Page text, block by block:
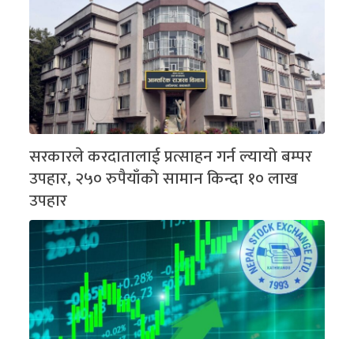
सरकारले करदातालाई प्रत्साहन गर्न ल्यायो बम्पर
उपहार, २५० रुपैयाँको सामान किन्दा १० लाख
उपहार